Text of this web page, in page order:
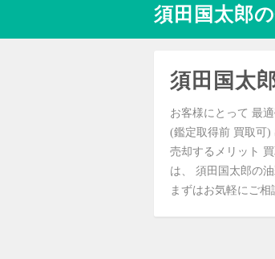
須田国太郎
須田国太
お客様にとって 最
(鑑定取得前 買取可)
売却するメリット
は、 須田国太郎の
まずはお気軽にご相